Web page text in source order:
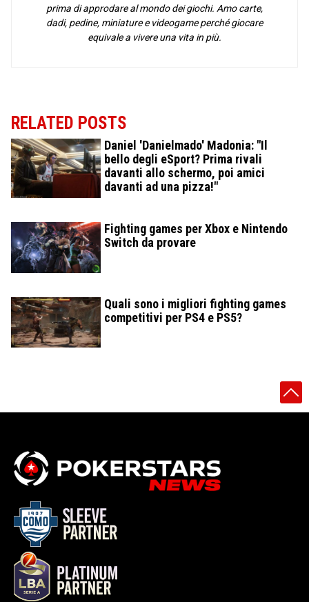
prima di approdare al mondo dei giochi. Amo carte,
dadi, pedine, miniature e videogame perché giocare
equivale a vivere una vita in più.
RELATED POSTS
Daniel 'Danielmado' Madonia: "Il
bello degli eSport? Prima rivali
davanti allo schermo, poi amici
davanti ad una pizza!"
Fighting games per Xbox e Nintendo
Switch da provare
Quali sono i migliori fighting games
competitivi per PS4 e PS5?